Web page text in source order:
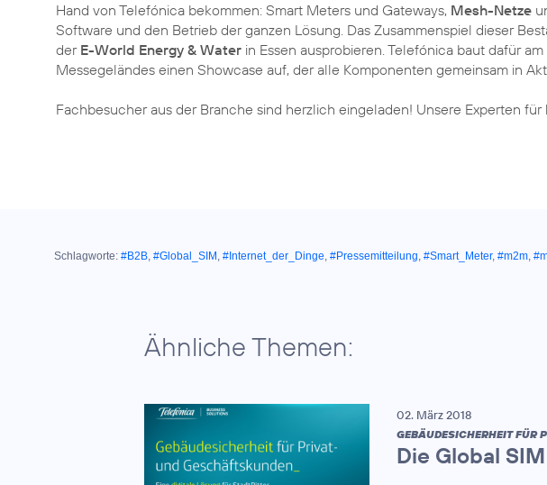
Hand von Telefónica bekommen: Smart Meters und Gateways, Mesh-Netze
Software und den Betrieb der ganzen Lösung. Das Zusammenspiel dieser
der E-World Energy & Water in Essen ausprobieren. Telefónica baut dafür
Messegeländes einen Showcase auf, der alle Komponenten gemeinsam in
Fachbesucher aus der Branche sind herzlich eingeladen! Unsere Experten für
Schlagworte: #B2B, #Global_SIM , #Internet_der_Dinge, #Pressemitteilung, #Smart_Meter, #m2m,
Ähnliche Themen:
02. März 2018
GEBÄUDESICHERHEIT FÜR
Die Global